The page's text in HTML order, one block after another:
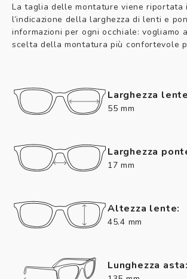
La taglia delle montature viene riportata
l’indicazione della larghezza di lenti e
informazioni per ogni occhiale: vogliamo
scelta della montatura più confortevole
Larghezza
55 mm
Larghezza
17 mm
Altezza lente:
45.4 mm
Lunghezza asta: